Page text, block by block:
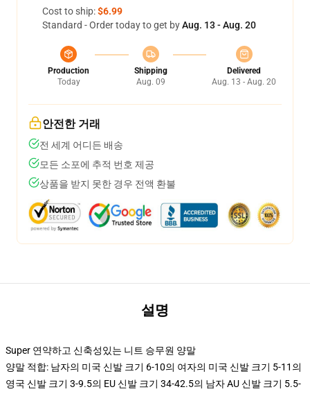
Cost to ship:$6.99
Standard - Order today to get byAug. 13 - Aug. 20
Production
Today
Shipping
Aug. 09
Delivered
Aug. 13 - Aug. 20
안전한 거래
전 세계 어디든 배송
모든 소포에 추적 번호 제공
상품을 받지 못한 경우 전액 환불
설명
Super 연약하고 신축성있는 니트 승무원 양말
양말 적합: 남자의 미국 신발 크기 6-10의 여자의 미국 신발 크기 5-11의
영국 신발 크기 3-9.5의 EU 신발 크기 34-42.5의 남자 AU 신발 크기 5.5-